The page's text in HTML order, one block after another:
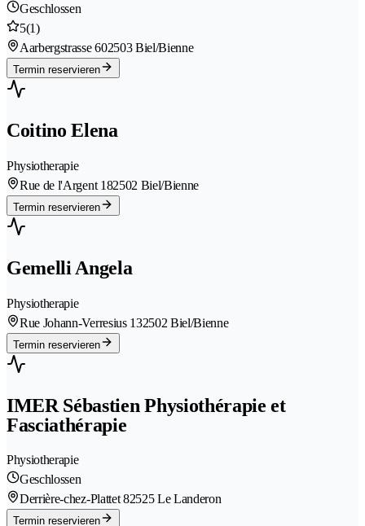
Geschlossen
5(1)
Aarbergstrasse 602503 Biel/Bienne
Termin reservieren
Coitino Elena
Physiotherapie
Rue de l'Argent 182502 Biel/Bienne
Termin reservieren
Gemelli Angela
Physiotherapie
Rue Johann-Verresius 132502 Biel/Bienne
Termin reservieren
IMER Sébastien Physiothérapie et
Fasciathérapie
Physiotherapie
Geschlossen
Derrière-chez-Plattet 82525 Le Landeron
Termin reservieren